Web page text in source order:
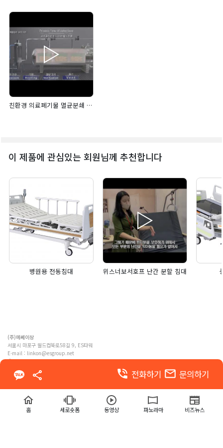
친환경 의료폐기물 멸균분쇄 위탁처리
이 제품에 관심있는 회원님께 추천합니다
병원용 전동침대 위스너보서호프 난간 분할 침대
phone_in_talk 전화하기 email 문의하기
(주)메쎄이상
서울시 마포구 월드컵북로58길 9, ES타워
E-mail : linkon@esgroup.net
ⓒ MESSE ESANG. Co., Ltd. ALL RIGHTS RESERVED
이용약관
홈 세로숏폼 동영상 파노라마 비즈뉴스